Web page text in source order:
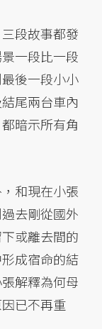
段故事都發
一段比一段
後一段小小
尾兩台車內
暗示所有角
和現在小張
去剛從國外
或離去間的
成宿命的結
解釋為何母
已不再重